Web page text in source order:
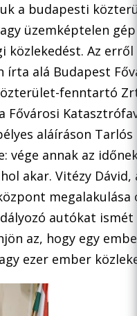
a budapesti
üzemképtelen
közlekedést. Az
írta alá Budapest
fenntartó
Fővárosi
aláíráson
vége annak az
akar. Vitézy Dávid,
autókat
az, hogy egy
ezer ember